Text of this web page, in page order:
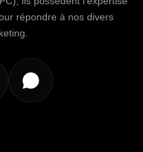
répondre à nos divers